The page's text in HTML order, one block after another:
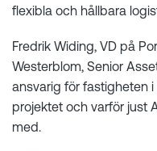
flexibla och hållbara
Fredrik Widing, VD på
Westerblom, Senior
ansvarig för fastigheten
projektet och varför just
med.